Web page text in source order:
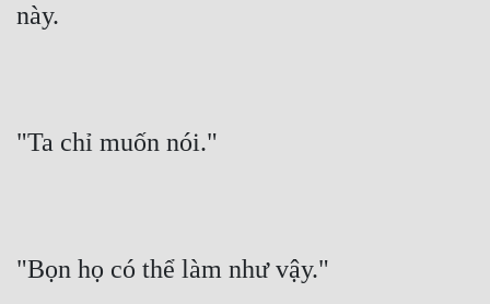
này.
"Ta chỉ muốn nói."
"Bọn họ có thể làm như vậy."